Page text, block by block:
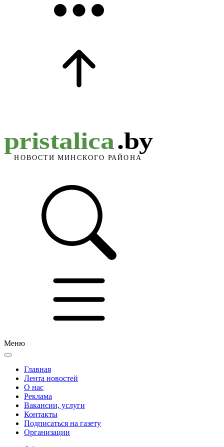
Меню
Главная
Лента новостей
О нас
Реклама
Вакансии, услуги
Контакты
Подписаться на газету
Организации